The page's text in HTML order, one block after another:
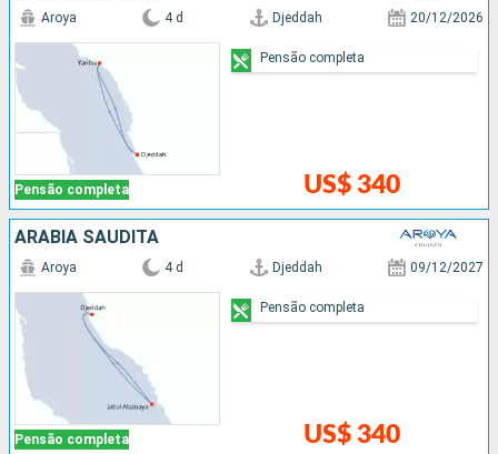
Pensão completa
Aroya 4 d Djeddah 20/12/2026
US$ 340
Pensão completa
ARABIA SAUDITA
Pensão completa
Aroya 4 d Djeddah 09/12/2027
US$ 340
Pensão completa